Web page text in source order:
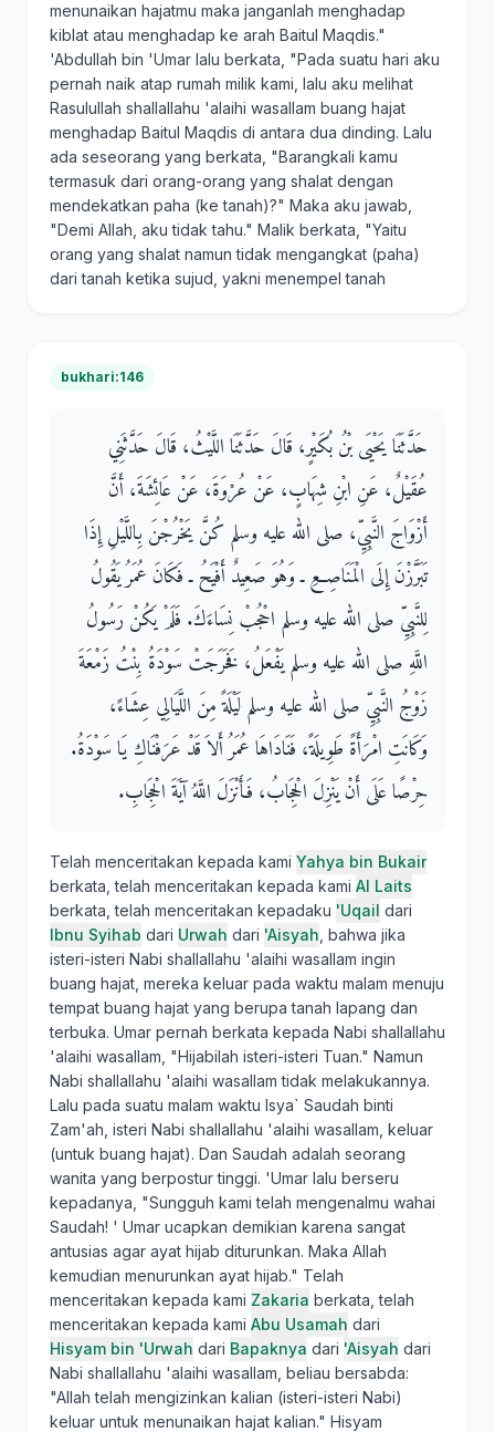
menunaikan hajatmu maka janganlah menghadap
kiblat atau menghadap ke arah Baitul Maqdis."
'Abdullah bin 'Umar lalu berkata, "Pada suatu hari aku
pernah naik atap rumah milik kami, lalu aku melihat
Rasulullah shallallahu 'alaihi wasallam buang hajat
menghadap Baitul Maqdis di antara dua dinding. Lalu
ada seseorang yang berkata, "Barangkali kamu
termasuk dari orang-orang yang shalat dengan
mendekatkan paha (ke tanah)?" Maka aku jawab,
"Demi Allah, aku tidak tahu." Malik berkata, "Yaitu
orang yang shalat namun tidak mengangkat (paha)
dari tanah ketika sujud, yakni menempel tanah
bukhari:146
حَدَّثَنَا يَحْيَى بْنُ بُكَيْرٍ، قَالَ حَدَّثَنَا اللَّيْثُ، قَالَ حَدَّثَنِي
عُقَيْلٌ، عَنِ ابْنِ شِهَابٍ، عَنْ عُرْوَةَ، عَنْ عَائِشَةَ، أَنَّ
أَزْوَاجَ النَّبِيِّ، صلى الله عليه وسلم كُنَّ يَخْرُجْنَ بِاللَّيْلِ إِذَا
تَبَرَّزْنَ إِلَى الْمَنَاصِعِ ـ وَهُوَ صَعِيدٌ أَفْيَحُ ـ فَكَانَ عُمَرُ يَقُولُ
لِلنَّبِيِّ صلى الله عليه وسلم احْجُبْ نِسَاءَكَ‏.‏ فَلَمْ يَكُنْ رَسُولُ
اللَّهِ صلى الله عليه وسلم يَفْعَلُ، فَخَرَجَتْ سَوْدَةُ بِنْتُ زَمْعَةَ
زَوْجُ النَّبِيِّ صلى الله عليه وسلم لَيْلَةً مِنَ اللَّيَالِي عِشَاءً،
وَكَانَتِ امْرَأَةً طَوِيلَةً، فَنَادَاهَا عُمَرُ أَلاَ قَدْ عَرَفْنَاكِ يَا سَوْدَةُ‏.‏
حِرْصًا عَلَى أَنْ يَنْزِلَ الْحِجَابُ، فَأَنْزَلَ اللَّهُ آيَةَ الْحِجَابِ‏.‏
Telah menceritakan kepada kami Yahya bin Bukair
berkata, telah menceritakan kepada kami Al Laits
berkata, telah menceritakan kepadaku 'Uqail dari
Ibnu Syihab dari Urwah dari 'Aisyah , bahwa jika
isteri-isteri Nabi shallallahu 'alaihi wasallam ingin
buang hajat, mereka keluar pada waktu malam menuju
tempat buang hajat yang berupa tanah lapang dan
terbuka. Umar pernah berkata kepada Nabi shallallahu
'alaihi wasallam, "Hijabilah isteri-isteri Tuan." Namun
Nabi shallallahu 'alaihi wasallam tidak melakukannya.
Lalu pada suatu malam waktu Isya` Saudah binti
Zam'ah, isteri Nabi shallallahu 'alaihi wasallam, keluar
(untuk buang hajat). Dan Saudah adalah seorang
wanita yang berpostur tinggi. 'Umar lalu berseru
kepadanya, "Sungguh kami telah mengenalmu wahai
Saudah! ' Umar ucapkan demikian karena sangat
antusias agar ayat hijab diturunkan. Maka Allah
kemudian menurunkan ayat hijab." Telah
menceritakan kepada kami Zakaria berkata, telah
menceritakan kepada kami Abu Usamah dari
Hisyam bin 'Urwah dari Bapaknya dari 'Aisyah dari
Nabi shallallahu 'alaihi wasallam, beliau bersabda:
"Allah telah mengizinkan kalian (isteri-isteri Nabi)
keluar untuk menunaikan hajat kalian." Hisyam